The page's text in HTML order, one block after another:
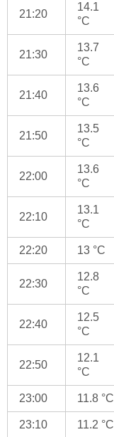
21:20
14.1
°C
21:30
13.7
°C
21:40
13.6
°C
21:50
13.5
°C
22:00
13.6
°C
22:10
13.1
°C
22:20 13 °C
22:30
12.8
°C
22:40
12.5
°C
22:50
12.1
°C
23:00 11.8 °C
23:10 11.2 °C